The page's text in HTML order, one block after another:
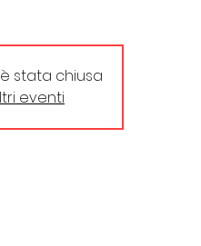
stata chiusa
eventi